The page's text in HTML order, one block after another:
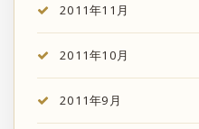
2011年11月
2011年10月
2011年9月